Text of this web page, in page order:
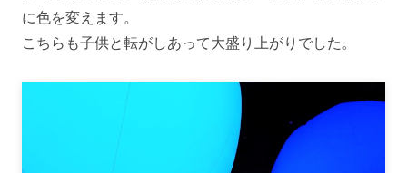
に色を変えます。
こちらも子供と転がしあって大盛り上がりでした。